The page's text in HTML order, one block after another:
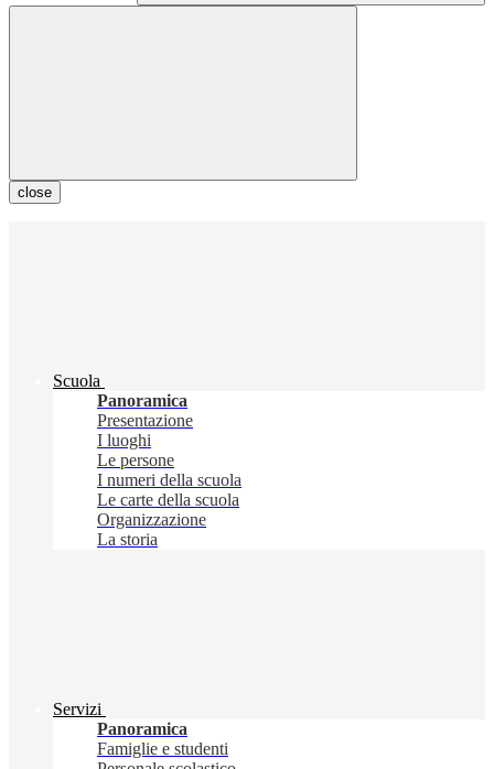
close
Scuola
Panoramica
Presentazione
I luoghi
Le persone
I numeri della scuola
Le carte della scuola
Organizzazione
La storia
Servizi
Panoramica
Famiglie e studenti